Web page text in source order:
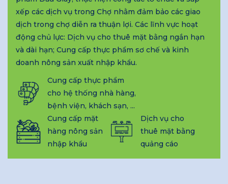
xếp các dịch vụ trong Chợ nhằm đảm bảo các giao
dịch trong chợ diễn ra thuận lợi. Các lĩnh vực hoạt
động chủ lực: Dịch vụ cho thuê mặt bằng ngắn hạn
và dài hạn; Cung cấp thực phẩm sơ chế và kinh
doanh nông sản xuất nhập khẩu.
Cung cấp thực phẩm
cho hệ thống nhà hàng,
bệnh viện, khách sạn, ...
Cung cấp mặt
hàng nông sản
nhập khẩu
Dịch vụ cho
thuê mặt bằng
quảng cáo